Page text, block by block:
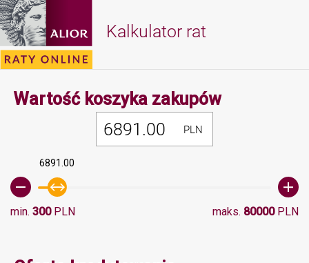
Kalkulator rat
Wartość koszyka zakupówMinimalna
PLN
6891.00
min. 300PLN maks. 80000PLN